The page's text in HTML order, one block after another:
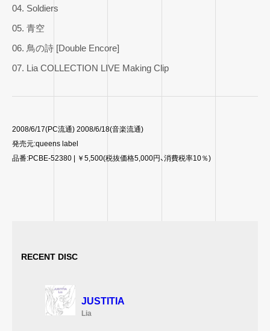
04. Soldiers
05. 青空
06. 鳥の詩 [Double Encore]
07. Lia COLLECTION LIVE Making Clip
2008/6/17(PC流通) 2008/6/18(音楽流通)
発売元:queens label
品番:PCBE-52380 | ￥5,500(税抜価格5,000円、消費税率10％)
RECENT DISC
JUSTITIA
Lia